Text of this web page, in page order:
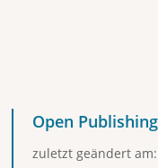
Open
zuletzt geändert am: